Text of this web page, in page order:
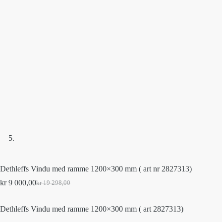
Dethleffs Vindu med ramme 1200×300 mm ( art nr 2827313)
kr19 298,00
Original
was:
kr 19
kr9 000,00Current
is:
kr 9
Dethleffs Vindu med ramme 1200×300 mm ( art 2827313)